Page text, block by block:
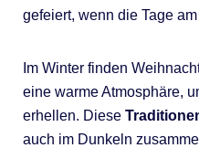
gefeiert, wenn die Tage
Im Winter finden
eine warme Atmosphäre,
erhellen. Diese
auch im Dunkeln